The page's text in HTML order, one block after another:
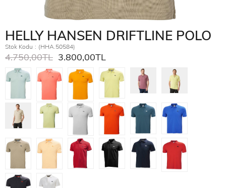
HELLY HANSEN DRIFTLINE POLO
Stok Kodu (HHA.50584)
4.750,00TL 3.800,00TL